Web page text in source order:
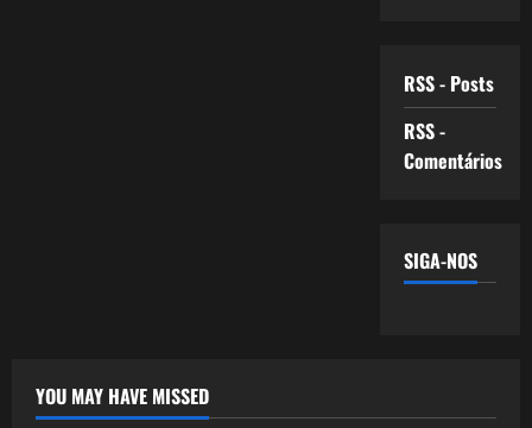
RSS - Posts
RSS -
Comentários
SIGA-NOS
YOU MAY HAVE MISSED